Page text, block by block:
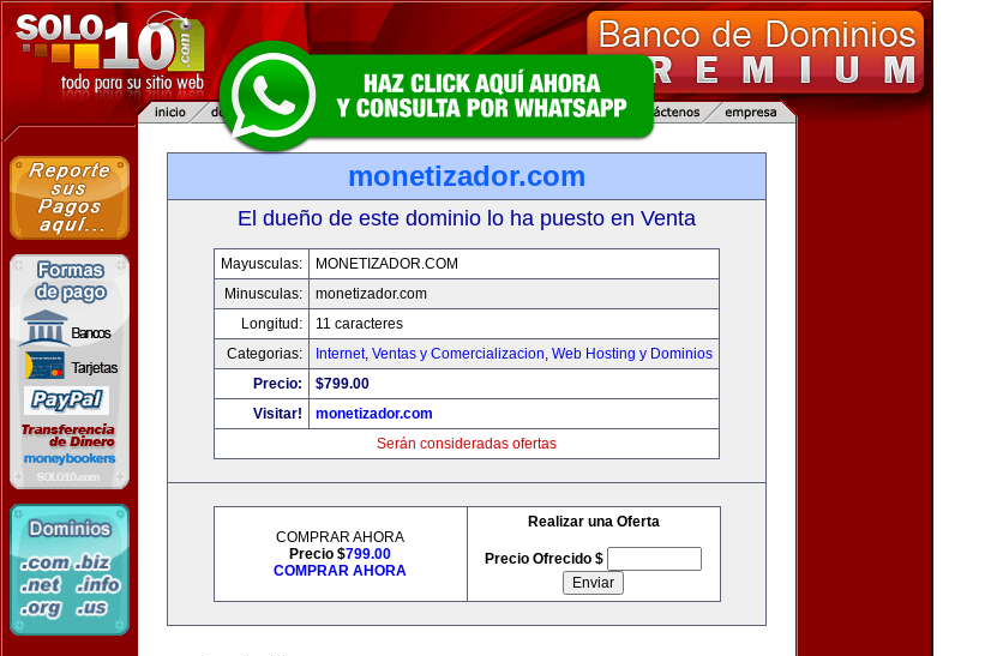
monetizador.com
El dueño de este dominio lo ha puesto en Venta
Mayusculas:
MONETIZADOR.COM
Minusculas:
monetizador.com
Longitud:
11 caracteres
Categorias:
Internet, Ventas y Comercializacion, Web Hosting y Dominios
Precio:
$799.00
Visitar!
monetizador.com
Serán consideradas ofertas
COMPRAR AHORA
Precio $799.00
COMPRAR AHORA
Realizar una Oferta
Precio Ofrecido $